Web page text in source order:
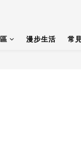
漫步生活 常